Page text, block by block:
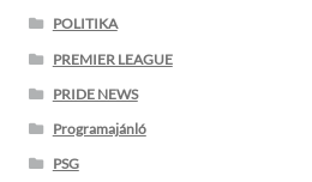
POLITIKA
PREMIER LEAGUE
PRIDE NEWS
Programajánló
PSG